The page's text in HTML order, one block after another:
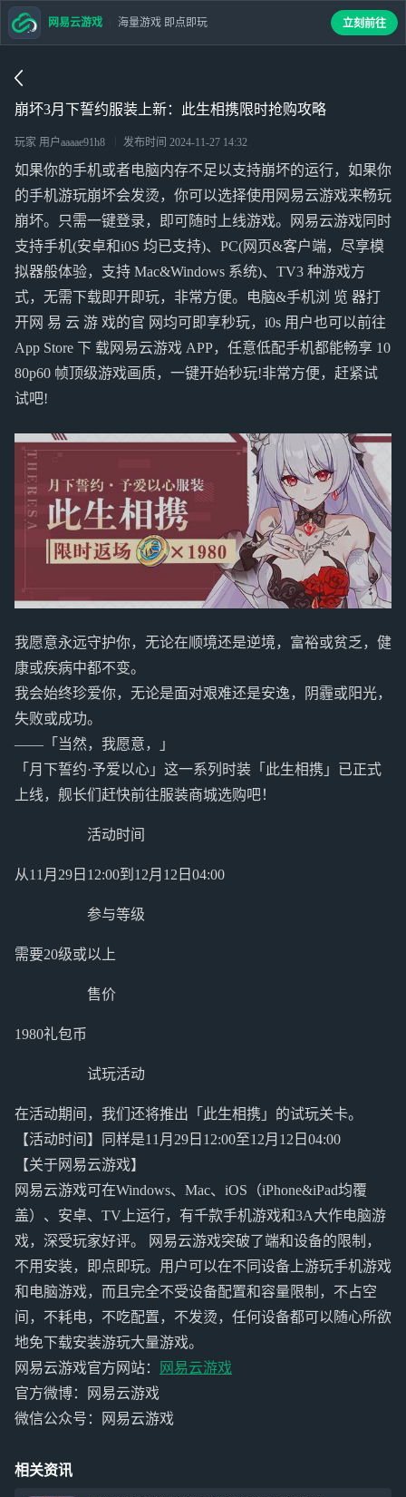
崩坏3月下誓约服装上新：此生相携限时抢购攻略
玩家 用户aaaae91h8 发布时间 2024-11-27 14:32
如果你的手机或者电脑内存不足以支持崩坏的运行，如果你
的手机游玩崩坏会发烫，你可以选择使用网易云游戏来畅玩
崩坏。只需一键登录，即可随时上线游戏。网易云游戏同时
支持手机(安卓和i0S 均已支持)、PC(网页&客户端，尽享模
拟器般体验，支持 Mac&Windows 系统)、TV3 种游戏方
式，无需下载即开即玩，非常方便。电脑&手机浏 览 器打
开网 易 云 游 戏的官 网均可即享秒玩，i0s 用户也可以前往
App Store 下 载网易云游戏 APP，任意低配手机都能畅享 10
80p60 帧顶级游戏画质，一键开始秒玩!非常方便，赶紧试
试吧!
我愿意永远守护你，无论在顺境还是逆境，富裕或贫乏，健
康或疾病中都不变。
我会始终珍爱你，无论是面对艰难还是安逸，阴霾或阳光，
失败或成功。
——「当然，我愿意，」
「月下誓约·予爱以心」这一系列时装「此生相携」已正式
上线，舰长们赶快前往服装商城选购吧！
活动时间
从11月29日12:00到12月12日04:00
参与等级
需要20级或以上
售价
1980礼包币
试玩活动
在活动期间，我们还将推出「此生相携」的试玩关卡。
【活动时间】同样是11月29日12:00至12月12日04:00
【关于网易云游戏】
网易云游戏可在Windows、Mac、iOS（iPhone&iPad均覆
盖）、安卓、TV上运行，有千款手机游戏和3A大作电脑游
戏，深受玩家好评。 网易云游戏突破了端和设备的限制，
不用安装，即点即玩。用户可以在不同设备上游玩手机游戏
和电脑游戏，而且完全不受设备配置和容量限制，不占空
间，不耗电，不吃配置，不发烫，任何设备都可以随心所欲
地免下载安装游玩大量游戏。
网易云游戏官方网站：
网易云游戏
官方微博：网易云游戏
微信公众号：网易云游戏
相关资讯
网易云游戏 海量游戏 即点即玩 立刻前往